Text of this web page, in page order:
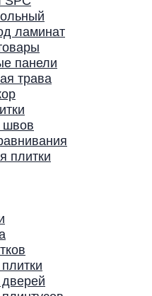
ламинат
панели
трава
швов
плитки